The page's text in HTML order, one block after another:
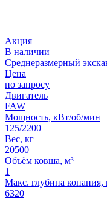
Акция
В наличии
Среднеразмерный
Цена
по запросу
Двигатель
FAW
Мощность, кВт/об/мин
125/2200
Вес, кг
20500
Объём ковша, м³
1
Макс. глубина
6320